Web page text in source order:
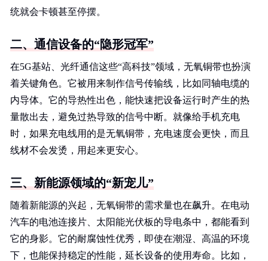
统就会卡顿甚至停摆。
二、通信设备的“隐形冠军”
在5G基站、光纤通信这些“高科技”领域，无氧铜带也扮演
着关键角色。它被用来制作信号传输线，比如同轴电缆的
内导体。它的导热性出色，能快速把设备运行时产生的热
量散出去，避免过热导致的信号中断。就像给手机充电
时，如果充电线用的是无氧铜带，充电速度会更快，而且
线材不会发烫，用起来更安心。
三、新能源领域的“新宠儿”
随着新能源的兴起，无氧铜带的需求量也在飙升。在电动
汽车的电池连接片、太阳能光伏板的导电条中，都能看到
它的身影。它的耐腐蚀性优秀，即使在潮湿、高温的环境
下，也能保持稳定的性能，延长设备的使用寿命。比如，